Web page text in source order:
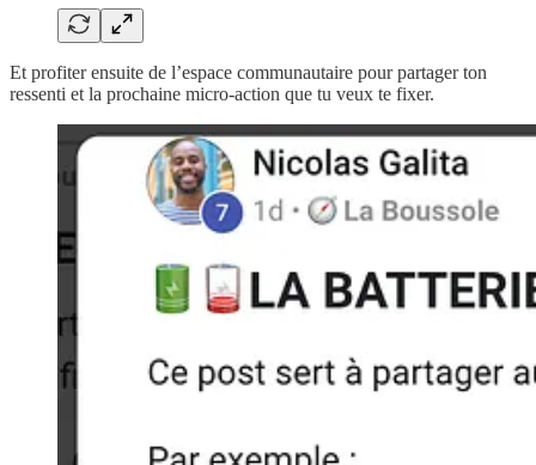
Et profiter ensuite de l’espace communautaire pour partager ton
ressenti et la prochaine micro-action que tu veux te fixer.